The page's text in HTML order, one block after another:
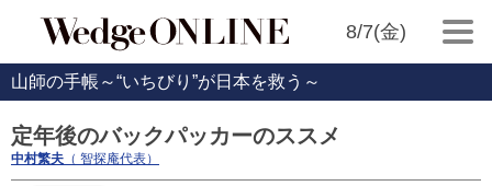
8/7(金)
山師の手帳～“いちびり”が日本を救う～
定年後のバックパッカーのススメ
中村繁夫 （ 智探庵代表）